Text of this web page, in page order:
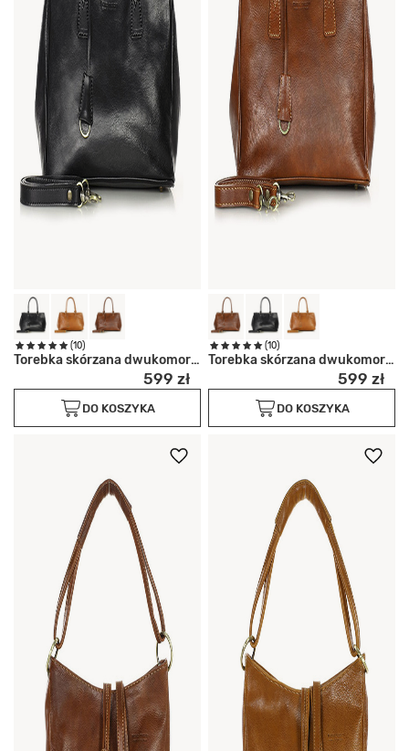
(10)
Torebka skórzana dwukomorowa
599 zł
DO KOSZYKA
(10)
Torebka skórzana dwukomorowa
599 zł
DO KOSZYKA